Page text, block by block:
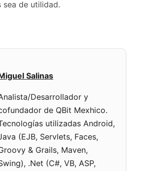
sea de utilidad.
Salinas
Desarrollador y
de QBit Mexhico.
utilizadas Android,
(EJB, Servlets, Faces,
& Grails, Maven,
.Net (C#, VB, ASP,